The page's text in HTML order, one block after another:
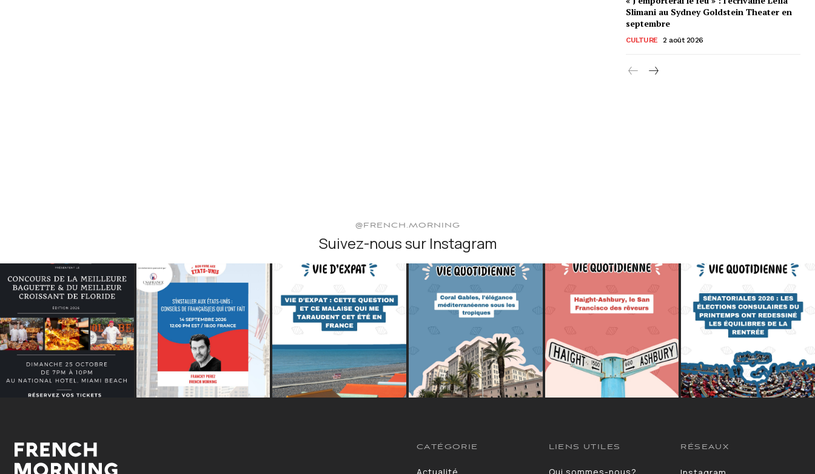
Slimani au Sydney Goldstein Theater en
septembre
CULTURE 2 août 2026
@FRENCH.MORNING
Suivez-nous sur Instagram
CATÉGORIE
Actualité
LIENS UTILES
Qui sommes-nous?
RÉSEAUX